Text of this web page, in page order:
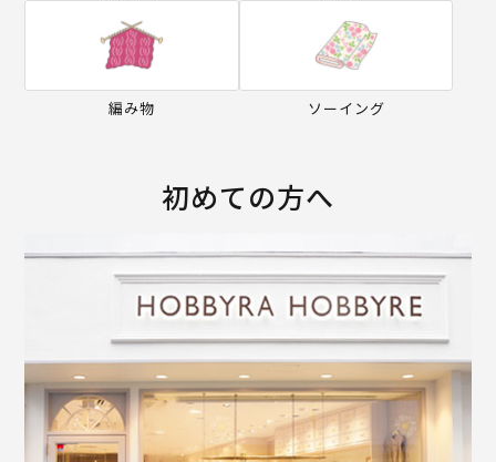
編み物 ソーイング
初めての方へ